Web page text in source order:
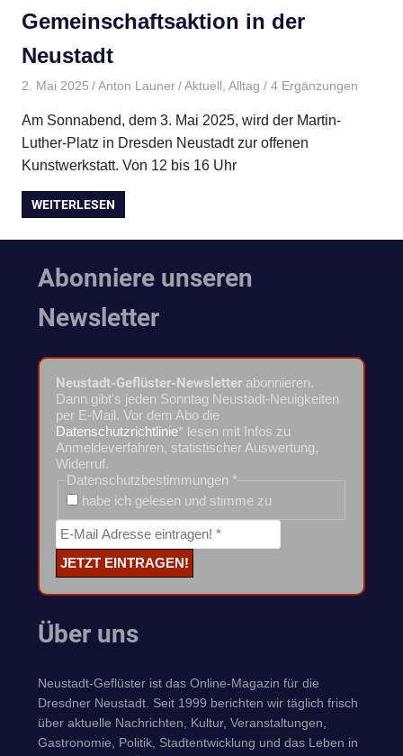
Gemeinschaftsaktion in der
Neustadt
2. Mai 2025 Anton Launer Aktuell Alltag / 4 Ergänzungen
Am Sonnabend, dem 3. Mai 2025, wird der Martin-
Luther-Platz in Dresden Neustadt zur offenen
Kunstwerkstatt. Von 12 bis 16 Uhr
WEITERLESEN
Abonniere unseren
Newsletter
Neustadt-Geflüster-Newsletter abonnieren.
Dann gibt's jeden Sonntag Neustadt-Neuigkeiten
per E-Mail. Vor dem Abo die
Datenschutzrichtlinie* lesen mit Infos zu
Anmeldeverfahren, statistischer Auswertung,
Widerruf.
Datenschutzbestimmungen *
habe ich gelesen und stimme zu
Über uns
Neustadt-Geflüster ist das Online-Magazin für die
Dresdner Neustadt. Seit 1999 berichten wir täglich frisch
über aktuelle Nachrichten, Kultur, Veranstaltungen,
Gastronomie, Politik, Stadtentwicklung und das Leben in